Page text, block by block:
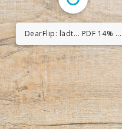
DearFlip: lädt... PDF 14% ...